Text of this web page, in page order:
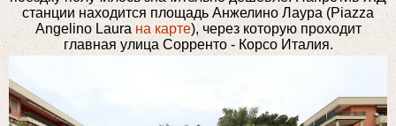
станции находится площадь Анжелино Лаура (Piazza
Angelino Laura на карте), через которую проходит
главная улица Сорренто - Корсо Италия.